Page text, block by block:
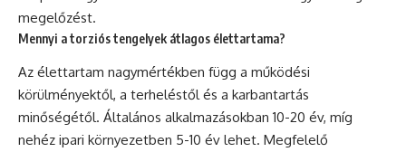
megelőzést.
Mennyi a torziós tengelyek átlagos élettartama?
Az élettartam nagymértékben függ a működési
körülményektől, a terheléstől és a karbantartás
minőségétől. Általános alkalmazásokban 10-20 év, míg
nehéz ipari környezetben 5-10 év lehet. Megfelelő